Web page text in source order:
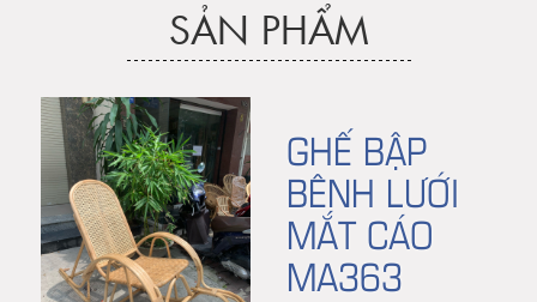
SẢN PHẨM
GHẾ BẬP
BÊNH LƯỚI
MẮT CÁO
MA363